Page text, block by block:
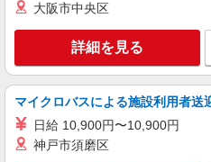
パーソルテンプスタッフ株式会社
野）/26-0585788
［時短×未経験
パック詰め＠
長野県長野
≫ ■敷地内に駐
大阪市中央区
詳細を見る
マイクロバスによる施設利用者送
日給 10,900円〜10,900円
神戸市須磨区